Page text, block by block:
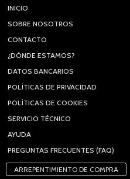
INICIO
SOBRE NOSOTROS
CONTACTO
¿DÓNDE ESTAMOS?
DATOS BANCARIOS
POLÍTICAS DE PRIVACIDAD
POLÍTICAS DE COOKIES
SERVICIO TÉCNICO
AYUDA
PREGUNTAS FRECUENTES (FAQ)
ARREPENTIMIENTO DE COMPRA